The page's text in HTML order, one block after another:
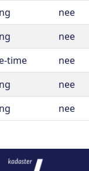
nee
nee
time
nee
nee
nee